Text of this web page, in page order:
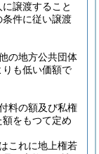
譲渡すること
件に従い譲渡
の地方公共団体
も低い価額で
料の額及び私権
をもつて定め
これに地上権若